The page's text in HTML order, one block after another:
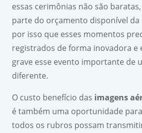
essas cerimônias não são
parte do orçamento disponível da
por isso que esses momentos
registrados de forma inovadora e
grave esse evento importante de
diferente.
O custo benefício das imagens
é também uma oportunidade
todos os rubros possam